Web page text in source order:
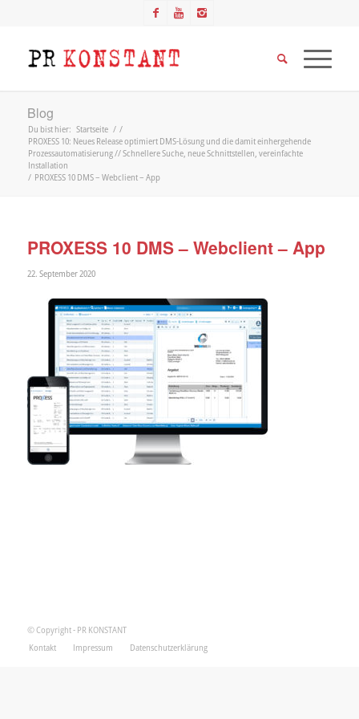
Blog
Du bist hier: Startseite / /
PROXESS 10: Neues Release optimiert DMS-Lösung und die damit einhergehende
Prozessautomatisierung // Schnellere Suche, neue Schnittstellen, vereinfachte
Installation
/ PROXESS 10 DMS – Webclient – App
PROXESS 10 DMS – Webclient – App
22. September 2020
© Copyright - PR KONSTANT
Kontakt
Impressum Datenschutzerklärung